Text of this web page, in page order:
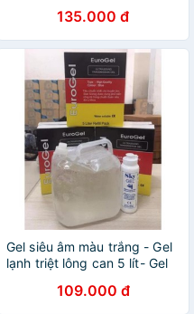
135.000 đ
Gel siêu âm màu trắng - Gel
lạnh triệt lông can 5 lít- Gel
109.000 đ